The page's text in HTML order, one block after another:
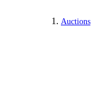
Auctions